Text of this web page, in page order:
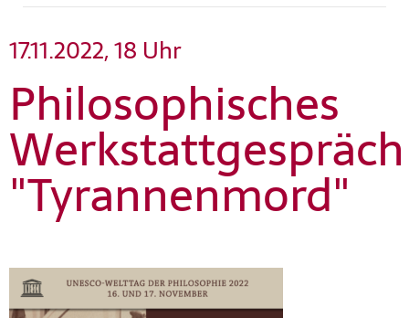
17.11.2022, 18 Uhr
Philosophisches
Werkstattgespräch
"Tyrannenmord"